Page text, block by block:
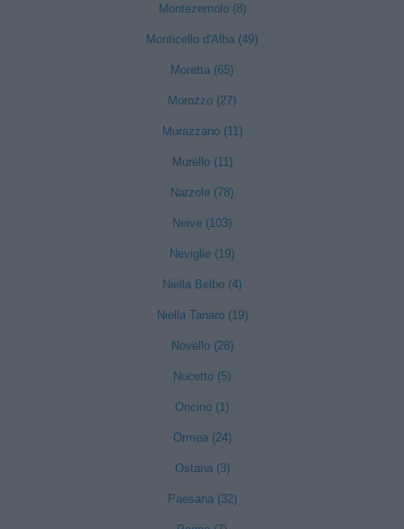
Montezemolo (8)
Monticello d'Alba (49)
Moretta (65)
Morozzo (27)
Murazzano (11)
Murello (11)
Narzole (78)
Neive (103)
Neviglie (19)
Niella Belbo (4)
Niella Tanaro (19)
Novello (28)
Nucetto (5)
Oncino (1)
Ormea (24)
Ostana (3)
Paesana (32)